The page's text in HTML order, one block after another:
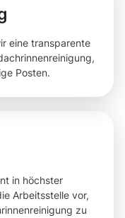
eine transparente
Posten.
in höchster
Arbeitsstelle vor,
zu